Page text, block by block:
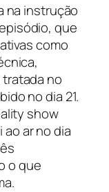
na instrução
que
como
no
no dia 21.
show
ao ar no dia
o que